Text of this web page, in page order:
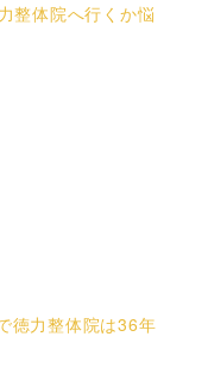
整体院へ行くか悩
徳力整体院は36年